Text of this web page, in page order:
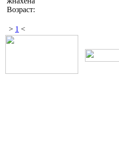
Возраст:
> 1 <